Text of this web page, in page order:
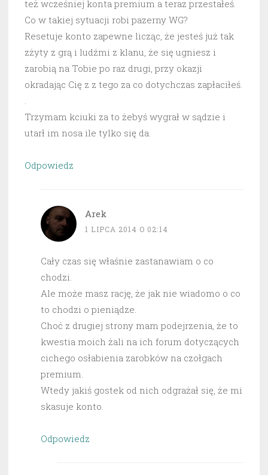
też wcześniej konta premium a teraz przestałeś.
Co w takiej sytuacji robi pazerny WG?
Resetuje konto zapewne licząc, że jesteś już tak
zżyty z grą i ludźmi z klanu, że się ugniesz i
zarobią na Tobie po raz drugi, przy okazji
okradając Cię z z tego za co dotychczas zapłaciłeś.
.
Trzymam kciuki za to żebyś wygrał w sądzie i
utarł im nosa ile tylko się da.
Odpowiedz
Arek
1 LIPCA 2014 O 02:14
Cały czas się właśnie zastanawiam o co
chodzi.
Ale może masz rację, że jak nie wiadomo o co
to chodzi o pieniądze.
Choć z drugiej strony mam podejrzenia, że to
kwestia moich żali na ich forum dotyczących
cichego osłabienia zarobków na czołgach
premium.
Wtedy jakiś gostek od nich odgrażał się, że mi
skasuje konto.
Odpowiedz